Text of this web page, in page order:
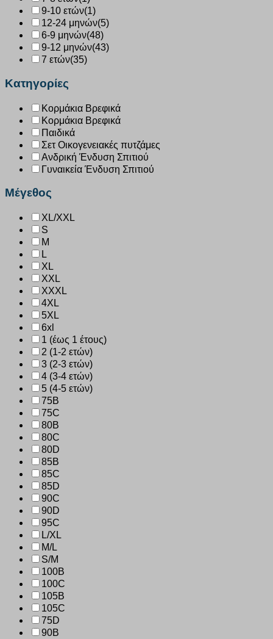
9-10 ετών(1)
12-24 μηνών(5)
6-9 μηνών(48)
9-12 μηνών(43)
7 ετών(35)
Κατηγορίες
Κορμάκια Βρεφικά
Κορμάκια Βρεφικά
Παιδικά
Σετ Οικογενειακές πυτζάμες
Ανδρική Ένδυση Σπιτιού
Γυναικεία Ένδυση Σπιτιού
Μέγεθος
XL/XXL
S
M
L
XL
XXL
XXXL
4XL
5XL
6xl
1 (έως 1 έτους)
2 (1-2 ετών)
3 (2-3 ετών)
4 (3-4 ετών)
5 (4-5 ετών)
75B
75C
80B
80C
80D
85B
85C
85D
90C
90D
95C
L/XL
M/L
S/M
100B
100C
105B
105C
75D
90B